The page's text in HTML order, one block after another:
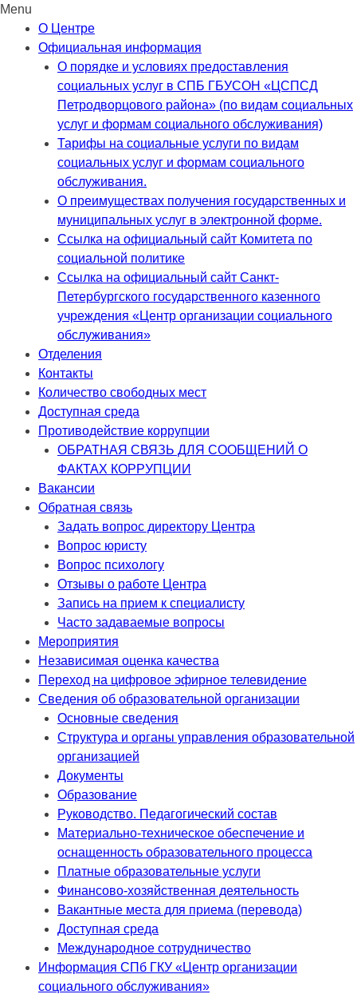
Menu
О Центре
Официальная информация
О порядке и условиях предоставления
социальных услуг в СПБ ГБУСОН «ЦСПСД
Петродворцового района» (по видам социальных
услуг и формам социального обслуживания)
Тарифы на социальные услуги по видам
социальных услуг и формам социального
обслуживания.
О преимуществах получения государственных и
муниципальных услуг в электронной форме.
Ссылка на официальный сайт Комитета по
социальной политике
Ссылка на официальный сайт Санкт-
Петербургского государственного казенного
учреждения «Центр организации социального
обслуживания»
Отделения
Контакты
Количество свободных мест
Доступная среда
Противодействие коррупции
ОБРАТНАЯ СВЯЗЬ ДЛЯ СООБЩЕНИЙ О
ФАКТАХ КОРРУПЦИИ
Вакансии
Обратная связь
Задать вопрос директору Центра
Вопрос юристу
Вопрос психологу
Отзывы о работе Центра
Запись на прием к специалисту
Часто задаваемые вопросы
Мероприятия
Независимая оценка качества
Переход на цифровое эфирное телевидение
Сведения об образовательной организации
Основные сведения
Структура и органы управления образовательной
организацией
Документы
Образование
Руководство. Педагогический состав
Материально-техническое обеспечение и
оснащенность образовательного процесса
Платные образовательные услуги
Финансово-хозяйственная деятельность
Вакантные места для приема (перевода)
Доступная среда
Международное сотрудничество
Информация СПб ГКУ «Центр организации
социального обслуживания»